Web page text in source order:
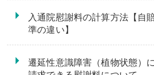
入通院慰謝料の計算方法【自
準の違い】
遷延性意識障害（植物状態）